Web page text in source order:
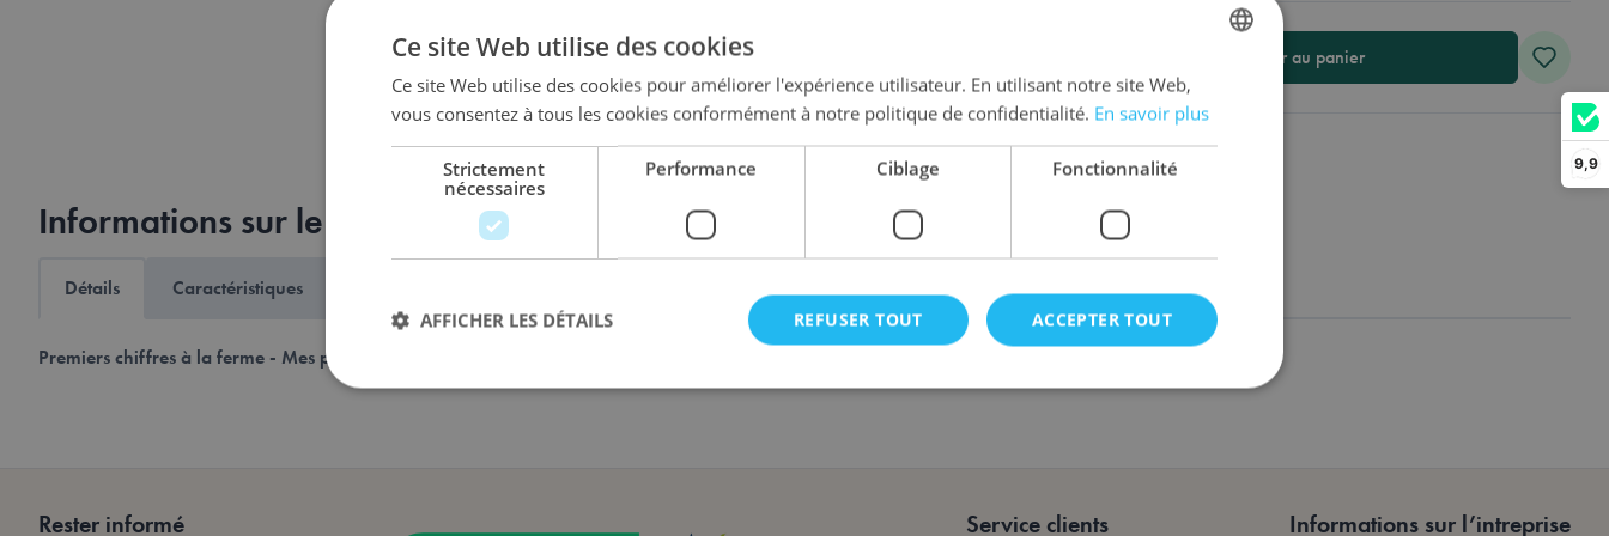
9,9
Ajouter au panier
Informations sur le produit
Détails
Premiers chiffres à la ferme - Mes premiers jeux
Caractéristiques
Rester informé Service clients Informations sur l’intreprise
DUTCH
ENGLISH
Ce site Web utilise des cookies
Ce site Web utilise des cookies pour améliorer l'expérience utilisateur. En utilisant notre site Web,
vous consentez à tous les cookies conformément à notre politique de confidentialité. En savoir plus
Strictement
nécessaires
Performance Ciblage Fonctionnalité
ACCEPTER TOUT
REFUSER TOUT
AFFICHER LES DÉTAILS